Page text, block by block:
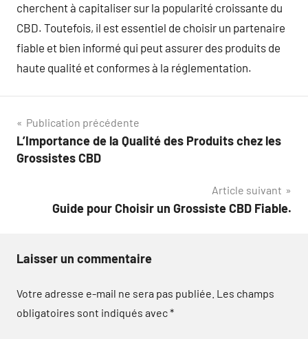
cherchent à capitaliser sur la popularité croissante du
CBD. Toutefois, il est essentiel de choisir un partenaire
fiable et bien informé qui peut assurer des produits de
haute qualité et conformes à la réglementation.
Navigation
de
Publication précédente
L’Importance de la Qualité des Produits chez les
Grossistes CBD
Article suivant
Guide pour Choisir un Grossiste CBD Fiable.
Laisser un commentaire
Votre adresse e-mail ne sera pas publiée. Les champs
obligatoires sont indiqués avec*